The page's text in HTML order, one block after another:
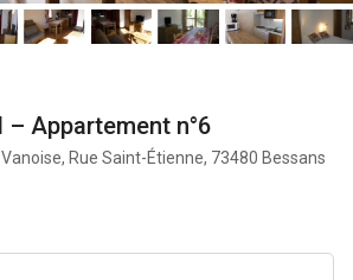
– Appartement n°6
Rue Saint-Étienne, 73480 Bessans